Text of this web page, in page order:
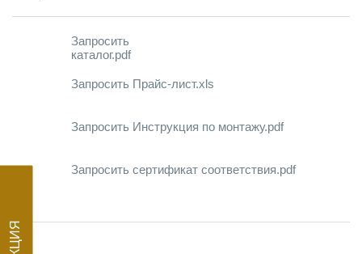
Запросить
каталог.pdf
Запросить Прайс-лист.xls
Запросить Инструкция по монтажу.pdf
Запросить сертификат соответствия.pdf